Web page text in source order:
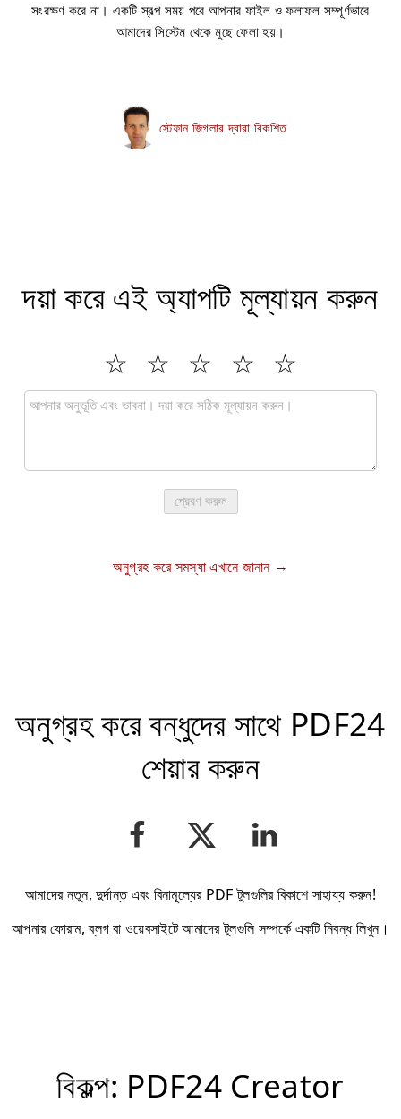
সংরক্ষণ করে না। একটি স্বল্প সময় পরে আপনার ফাইল ও ফলাফল সম্পূর্ণভাবে
আমাদের সিস্টেম থেকে মুছে ফেলা হয়।
স্টেফান জিগলার দ্বারা বিকশিত
দয়া করে এই অ্যাপটি মূল্যায়ন করুন
প্রেরণ করুন
অনুগ্রহ করে সমস্যা এখানে জানান
অনুগ্রহ করে বন্ধুদের সাথে PDF24
শেয়ার করুন
আমাদের নতুন, দুর্দান্ত এবং বিনামূল্যের PDF টুলগুলির বিকাশে সাহায্য করুন!
আপনার ফোরাম, ব্লগ বা ওয়েবসাইটে আমাদের টুলগুলি সম্পর্কে একটি নিবন্ধ লিখুন।
বিকল্প: PDF24 Creator